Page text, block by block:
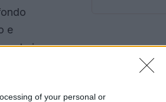
of your personal or
e
in